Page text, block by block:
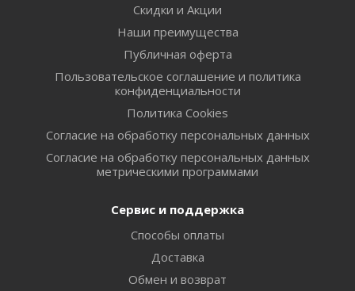
Скидки и Акции
Наши преимущества
Публичная оферта
Пользовательское соглашение и политика
конфиденциальности
Политика Cookies
Согласие на обработку персональных данных
Согласие на обработку персональных данных
метрическими программами
Сервис и поддержка
Способы оплаты
Доставка
Обмен и возврат